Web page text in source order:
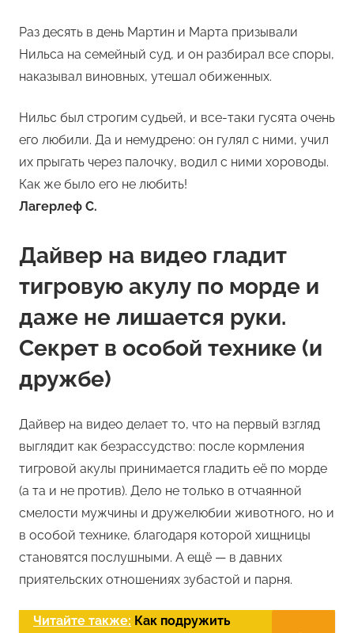
Раз десять в день Мартин и Марта призывали
Нильса на семейный суд, и он разбирал все споры,
наказывал виновных, утешал обиженных.
Нильс был строгим судьей, и все-таки гусята очень
его любили. Да и немудрено: он гулял с ними, учил
их прыгать через палочку, водил с ними хороводы.
Как же было его не любить!
Лагерлеф С.
Дайвер на видео гладит
тигровую акулу по морде и
даже не лишается руки.
Секрет в особой технике (и
дружбе)
Дайвер на видео делает то, что на первый взгляд
выглядит как безрассудство: после кормления
тигровой акулы принимается гладить её по морде
(а та и не против). Дело не только в отчаянной
смелости мужчины и дружелюбии животного, но и
в особой технике, благодаря которой хищницы
становятся послушными. А ещё — в давних
приятельских отношениях зубастой и парня.
Читайте также: Как подружить